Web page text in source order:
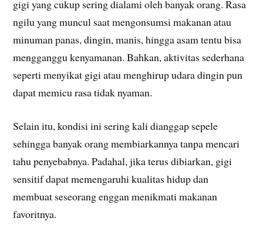
gigi yang cukup sering dialami oleh banyak orang. Rasa
ngilu yang muncul saat mengonsumsi makanan atau
minuman panas, dingin, manis, hingga asam tentu bisa
mengganggu kenyamanan. Bahkan, aktivitas sederhana
seperti menyikat gigi atau menghirup udara dingin pun
dapat memicu rasa tidak nyaman.
Selain itu, kondisi ini sering kali dianggap sepele
sehingga banyak orang membiarkannya tanpa mencari
tahu penyebabnya. Padahal, jika terus dibiarkan, gigi
sensitif dapat memengaruhi kualitas hidup dan
membuat seseorang enggan menikmati makanan
favoritnya.